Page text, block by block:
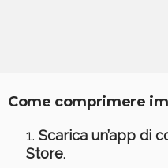
Come comprimere
Scarica un’app di
Store.